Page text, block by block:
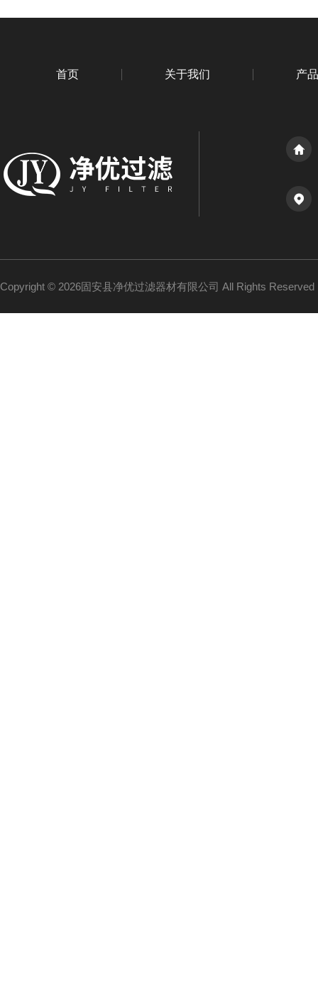
首页 关于我们 产
Copyright © 2026固安县净优过滤器材有限公司 All Rights